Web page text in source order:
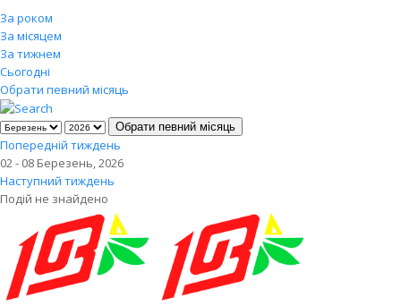
За роком
За місяцем
За тижнем
Сьогодні
Обрати певний місяць
Обрати певний місяць
Попередній тиждень
02 - 08 Березень, 2026
Наступний тиждень
Подій не знайдено